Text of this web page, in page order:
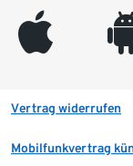
appleinc
Vertrag widerrufen
Mobilfunkvertrag